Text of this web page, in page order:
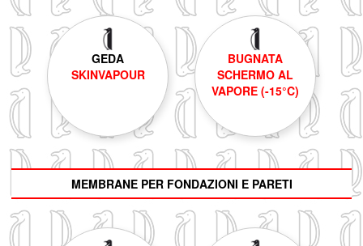
GEDA
SKINVAPOUR
BUGNATA
SCHERMO AL
VAPORE (-15°C)
MEMBRANE PER FONDAZIONI E PARETI